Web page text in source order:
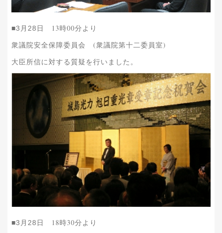
■3月28日
13時00分より
衆議院安全保障委員会 (衆議院第十二委員室)
大臣所信に対する質疑を行いました。
■3月28日 18時30分より